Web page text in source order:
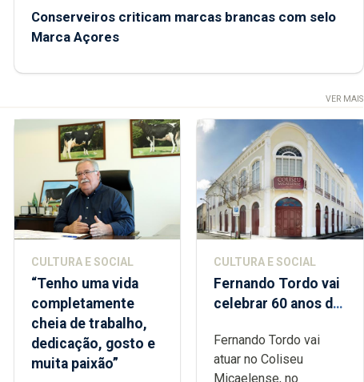
Conserveiros criticam marcas brancas com selo
Marca Açores
VER MAIS
CULTURA E SOCIAL
“Tenho uma vida
completamente
cheia de trabalho,
dedicação, gosto e
muita paixão”
CULTURA E SOCIAL
Fernando Tordo vai
celebrar 60 anos de
Micaelense
Fernando Tordo vai
atuar no Coliseu
Micaelense, no